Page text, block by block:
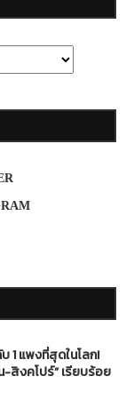
1 แพงที่สุดในโลก!
-สิงคโปร์” เรียบร้อย